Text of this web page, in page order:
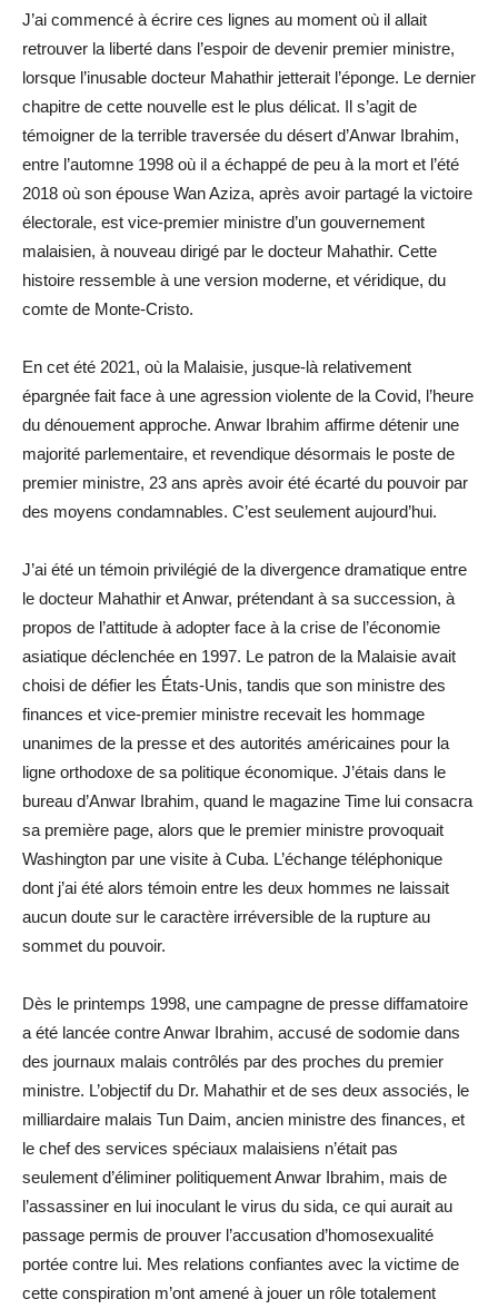
J’ai commencé à écrire ces lignes au moment où il allait
retrouver la liberté dans l’espoir de devenir premier ministre,
lorsque l’inusable docteur Mahathir jetterait l’éponge. Le dernier
chapitre de cette nouvelle est le plus délicat. Il s’agit de
témoigner de la terrible traversée du désert d’Anwar Ibrahim,
entre l’automne 1998 où il a échappé de peu à la mort et l’été
2018 où son épouse Wan Aziza, après avoir partagé la victoire
électorale, est vice-premier ministre d’un gouvernement
malaisien, à nouveau dirigé par le docteur Mahathir. Cette
histoire ressemble à une version moderne, et véridique, du
comte de Monte-Cristo.
En cet été 2021, où la Malaisie, jusque-là relativement
épargnée fait face à une agression violente de la Covid, l’heure
du dénouement approche. Anwar Ibrahim affirme détenir une
majorité parlementaire, et revendique désormais le poste de
premier ministre, 23 ans après avoir été écarté du pouvoir par
des moyens condamnables. C’est seulement aujourd’hui.
J’ai été un témoin privilégié de la divergence dramatique entre
le docteur Mahathir et Anwar, prétendant à sa succession, à
propos de l’attitude à adopter face à la crise de l’économie
asiatique déclenchée en 1997. Le patron de la Malaisie avait
choisi de défier les États-Unis, tandis que son ministre des
finances et vice-premier ministre recevait les hommage
unanimes de la presse et des autorités américaines pour la
ligne orthodoxe de sa politique économique. J’étais dans le
bureau d’Anwar Ibrahim, quand le magazine Time lui consacra
sa première page, alors que le premier ministre provoquait
Washington par une visite à Cuba. L’échange téléphonique
dont j’ai été alors témoin entre les deux hommes ne laissait
aucun doute sur le caractère irréversible de la rupture au
sommet du pouvoir.
Dès le printemps 1998, une campagne de presse diffamatoire
a été lancée contre Anwar Ibrahim, accusé de sodomie dans
des journaux malais contrôlés par des proches du premier
ministre. L’objectif du Dr. Mahathir et de ses deux associés, le
milliardaire malais Tun Daim, ancien ministre des finances, et
le chef des services spéciaux malaisiens n’était pas
seulement d’éliminer politiquement Anwar Ibrahim, mais de
l’assassiner en lui inoculant le virus du sida, ce qui aurait au
passage permis de prouver l’accusation d’homosexualité
portée contre lui. Mes relations confiantes avec la victime de
cette conspiration m’ont amené à jouer un rôle totalement